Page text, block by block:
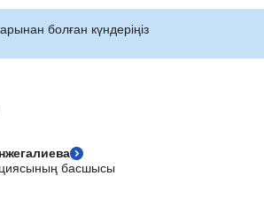
болған күндеріңіз
басшысы